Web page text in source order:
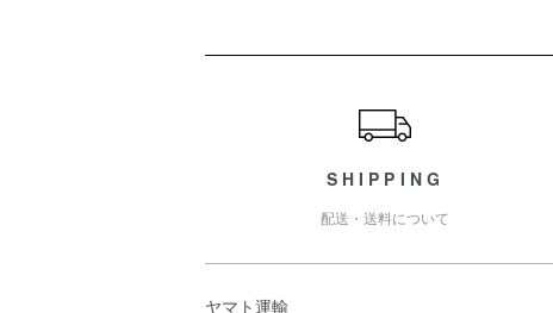
SHIPPING
配送・送料について
ヤマト運輸